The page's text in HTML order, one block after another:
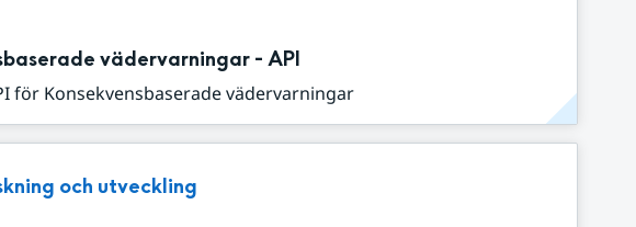
vädervarningar - API
för Konsekvensbaserade vädervarningar
och utveckling